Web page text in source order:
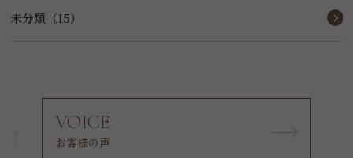
未分類（15）
VOICE
お客様の声